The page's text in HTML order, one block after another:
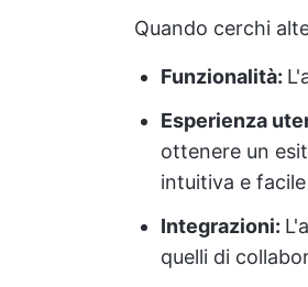
Quando cerchi
Funzionalità:
Esperienza
ottenere un
intuitiva e
Integrazioni:
quelli di